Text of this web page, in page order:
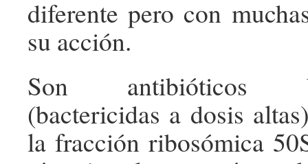
diferente pero con
su acción.
Son antibióticos
(bactericidas a dosis
la fracción ribosómica